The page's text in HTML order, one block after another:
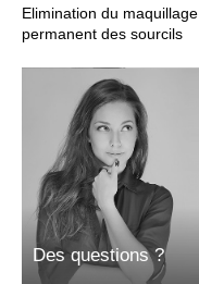
Elimination du maquillage
permanent des sourcils
Des questions ?